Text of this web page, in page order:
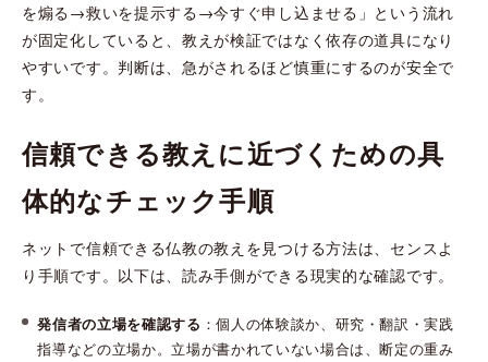
を煽る→救いを提示する→今すぐ申し込ませる」という流れ
が固定化していると、教えが検証ではなく依存の道具になり
やすいです。判断は、急がされるほど慎重にするのが安全で
す。
信頼できる教えに近づくための具
体的なチェック手順
ネットで信頼できる仏教の教えを見つける方法は、センスよ
り手順です。以下は、読み手側ができる現実的な確認です。
発信者の立場を確認する ：個人の体験談か、研究・翻訳・実践
指導などの立場か。立場が書かれていない場合は、断定の重み